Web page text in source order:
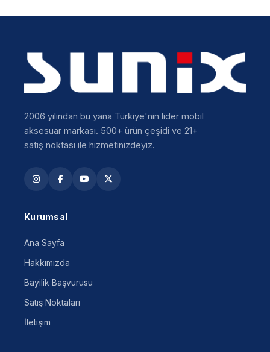
2006 yılından bu yana Türkiye'nin lider mobil
aksesuar markası. 500+ ürün çeşidi ve 21+
satış noktası ile hizmetinizdeyiz.
Kurumsal
Ana Sayfa
Hakkımızda
Bayilik Başvurusu
Satış Noktaları
İletişim